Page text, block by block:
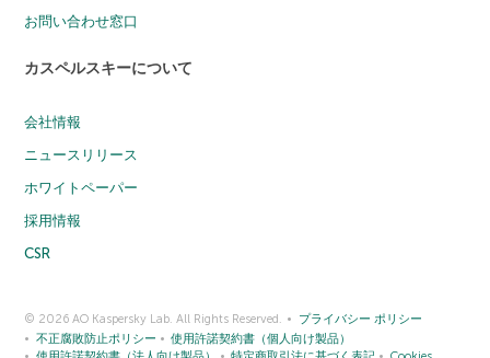
お問い合わせ窓口
カスペルスキーについて
会社情報
ニュースリリース
ホワイトペーパー
採用情報
CSR
© 2026 AO Kaspersky Lab. All Rights Reserved.
プライバシー ポリシー
不正腐敗防止ポリシー
使用許諾契約書（個人向け製品）